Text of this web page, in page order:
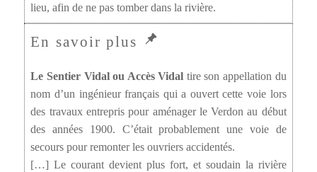
lieu, afin de ne pas tomber dans la rivière.
Le Sentier Vidal ou Accès Vidal tire son appellation du
nom d’un ingénieur français qui a ouvert cette voie lors
des travaux entrepris pour aménager le Verdon au début
des années 1900. C’était probablement une voie de
secours pour remonter les ouvriers accidentés.
[…] Le courant devient plus fort, et soudain la rivière